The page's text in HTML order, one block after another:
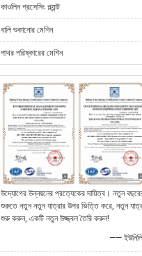
কাওলিন প্রসেসিং প্ল্যান্ট
বালি শুকানোর মেশিন
পাথর পরিষ্কারের মেশিন
উদ্যোগের উন্নয়নের প্রত্যেকের দায়িত্ব। নতুন
শুরুতে নতুন নতুন যাত্রার উপর ভিত্তি করে, নতুন
শুরু করুন, একটি নতুন উজ্জ্বল তৈরি করুন!
——